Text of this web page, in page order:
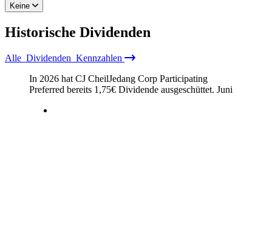
Keine
Historische Dividenden
Alle Dividenden Kennzahlen
In 2026 hat CJ CheilJedang Corp Participating
Preferred bereits 1,75€ Dividende ausgeschüttet. Juni